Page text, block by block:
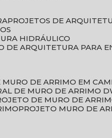
PROJETOS DE
HIDRÁULICO
DE ARQUITETURA PARA
MURO DE ARRIMO EM
DE MURO DE ARRIMO
DE MURO DE
PROJETO MURO DE